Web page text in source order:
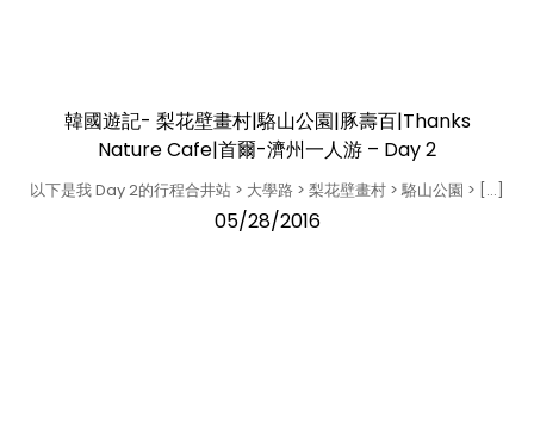
韓國遊記- 梨花壁畫村|駱山公園|豚壽百|Thanks
Nature Cafe|首爾-濟州一人游 – Day 2
以下是我 Day 2的行程合井站 > 大學路 > 梨花壁畫村 > 駱山公園 > […]
05/28/2016